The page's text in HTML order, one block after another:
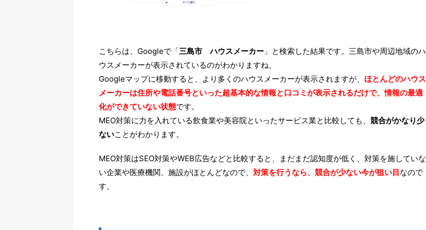
こちらは、Googleで「三島市 ハウスメーカー 」と検索した結果です。三島市や周辺地域のハ
ウスメーカーが表示されているのがわかりますね。
Googleマップに移動すると、より多くのハウスメーカーが表示されますが、 ほとんどのハウス
メーカーは住所や電話番号といった超基本的な情報と口コミが表示されるだけで、情報の最適
化ができていない状態です。
MEO対策に力を入れている飲食業や美容院といったサービス業と比較しても、 競合がかなり少
ないことがわかります。
MEO対策はSEO対策やWEB広告などと比較すると、まだまだ認知度が低く、対策を施していな
い企業や医療機関、施設がほとんどなので、 対策を行うなら、競合が少ない今が狙い目なので
す。